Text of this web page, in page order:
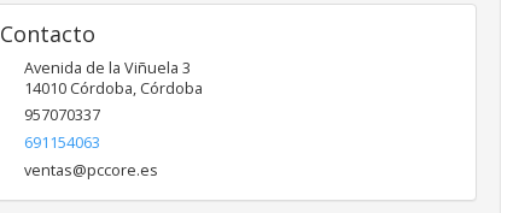
Contacto
Avenida de la Viñuela 3
14010 Córdoba, Córdoba
957070337
691154063
ventas@pccore.es